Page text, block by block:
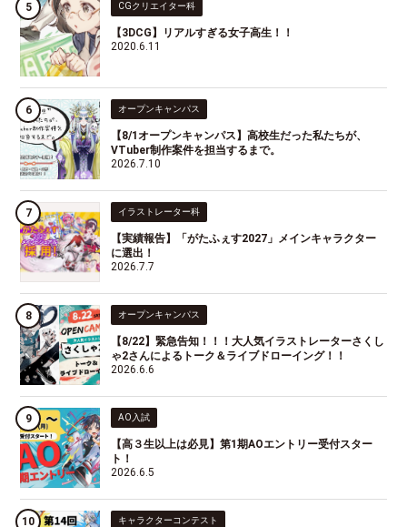
CGクリエイター科
【3DCG】リアルすぎる女子高生！！
2020.6.11
オープンキャンパス
【8/1オープンキャンパス】高校生だった私たちが、
VTuber制作案件を担当するまで。
2026.7.10
イラストレーター科
【実績報告】「がたふぇす2027」メインキャラクター
に選出！
2026.7.7
オープンキャンパス
【8/22】緊急告知！！！大人気イラストレーターさくし
ゃ2さんによるトーク＆ライブドローイング！！
2026.6.6
AO入試
【高３生以上は必見】第1期AOエントリー受付スター
ト！
2026.6.5
キャラクターコンテスト